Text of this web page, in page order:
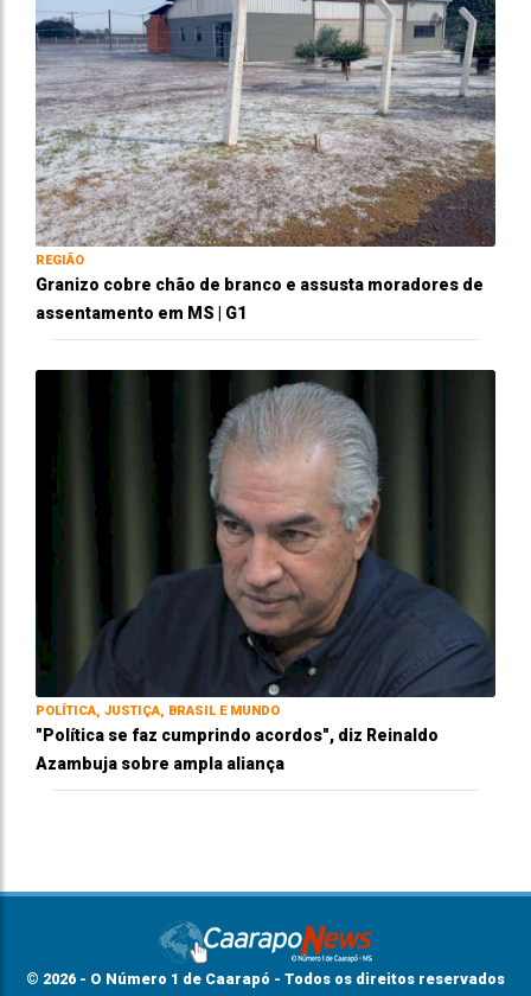
REGIÃO
Granizo cobre chão de branco e assusta moradores de
assentamento em MS | G1
POLÍTICA, JUSTIÇA, BRASIL E MUNDO
"Política se faz cumprindo acordos", diz Reinaldo
Azambuja sobre ampla aliança
© 2026 - O Número 1 de Caarapó - Todos os direitos reservados